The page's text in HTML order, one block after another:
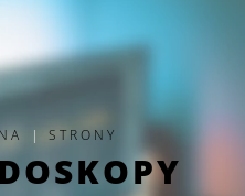
| STRONY